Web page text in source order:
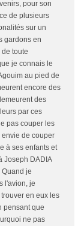
pour son
de plusieurs
sur un
gardons en
toute
je connais le
au pied de
encore des
des
par ces
pas couper les
de couper
à ses enfants et
Joseph DADIA
je
l'avion, je
en eux les
pensant que
ne pas